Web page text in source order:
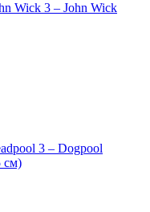
Wick 3 – John Wick
3 – Dogpool
см)